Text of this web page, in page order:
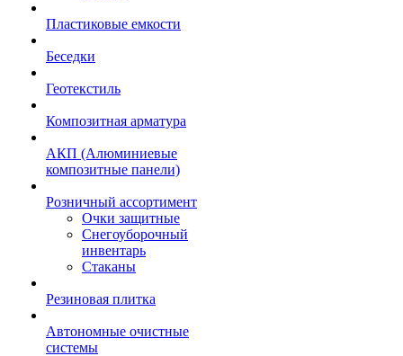
Пластиковые емкости
Беседки
Геотекстиль
Композитная арматура
АКП (Алюминиевые
композитные панели)
Розничный ассортимент
Очки защитные
Снегоуборочный
инвентарь
Стаканы
Резиновая плитка
Автономные очистные
системы